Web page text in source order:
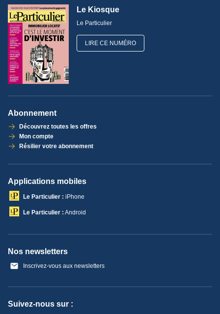
Le Kiosque
Le Particulier
LIRE CE NUMÉRO
Abonnement
Découvrez toutes les offres
Mon compte
Résilier votre abonnement
Applications mobiles
Le Particulier : iPhone
Le Particulier : Android
Nos newsletters
Inscrivez-vous aux newsletters
Suivez-nous sur :